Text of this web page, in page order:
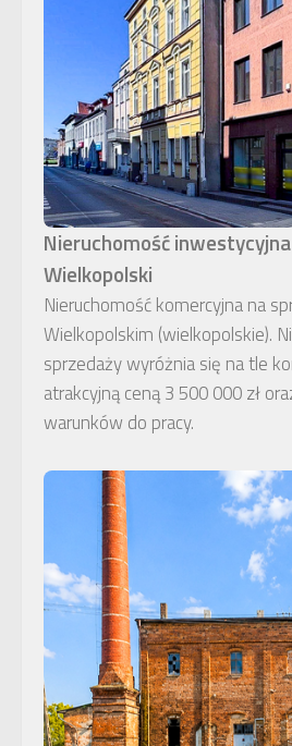
Nieruchomość
Wielkopolski
Nieruchomość komercyjna na
Wielkopolskim (wielkopolskie).
sprzedaży wyróżnia się na tle
atrakcyjną ceną 3 500 000 zł
warunków do pracy.